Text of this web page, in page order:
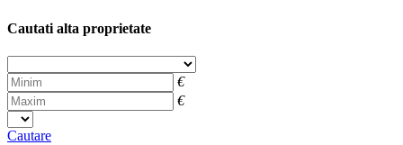
Cautati alta proprietate
Cautare